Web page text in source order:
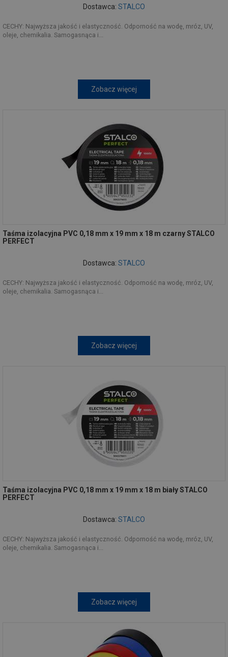
Dostawca: STALCO
CECHY: Najwyższa jakość i elastyczność. Odporność na wodę, mróz, UV,
oleje, chemikalia. Samogasnąca i...
Zobacz więcej
Taśma izolacyjna PVC 0,18 mm x 19 mm x 18 m czarny STALCO
PERFECT
Dostawca: STALCO
CECHY: Najwyższa jakość i elastyczność. Odporność na wodę, mróz, UV,
oleje, chemikalia. Samogasnąca i...
Zobacz więcej
Taśma izolacyjna PVC 0,18 mm x 19 mm x 18 m biały STALCO
PERFECT
Dostawca: STALCO
CECHY: Najwyższa jakość i elastyczność. Odporność na wodę, mróz, UV,
oleje, chemikalia. Samogasnąca i...
Zobacz więcej